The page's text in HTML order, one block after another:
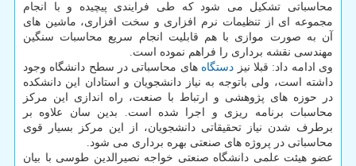
محاسباتی تشکیل می شود که طی فرایندی پیچیده و با انجام
مجموعه ای از تنظیمات نرم افزاری و سخت افزاری، ماشین های
آن به صورت موازی با هم قابلیت انجام سریع محاسبات سنگین
مهندسی نقشه برداری را فراهم نموده است.
وی ادامه داد: قبلا نیز دستگاه های محاسباتی در سطح دانشگاه وجود
داشته است، ولی باتوجه به نیاز دانشجویان و استادان این دانشکده
در حوزه های پژوهشی و ارتباط با صنعت، راه اندازی این مرکز
محاسبات برنامه ریزی و اجرا شده است. بدین سان علاوه بر
برطرف شدن نیاز تحقیقاتی دانشجویان، از این مرکز بسیار قوی
محاسباتی در پروژه های صنعتی بهره برداری می شود.
عضو هیئت علمی دانشگاه صنعتی خواجه نصیرالدین طوسی با بیان